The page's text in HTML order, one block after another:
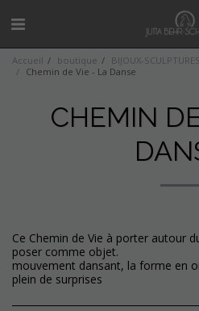
Accueil boutique BIJOUX-SCULPTURES
Chemin de Vie - La Danse
CHEMIN
Ce Chemin de Vie à porter autour
poser comme objet.
mouvement dansant, la forme en
plein de surprises